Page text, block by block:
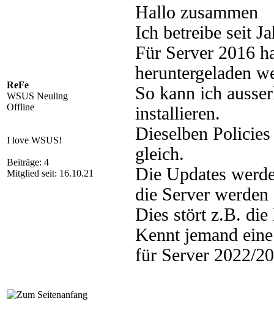
ReFe
WSUS Neuling
Offline
I love WSUS!
Beiträge: 4
Mitglied seit: 16.10.21
Hallo zusammen
Ich betreibe seit
Für Server 2016
heruntergeladen
So kann ich
installieren.
Dieselben
gleich.
Die Updates
die Server werden
Dies stört z.B. die
Kennt jemand
für Server 2022/